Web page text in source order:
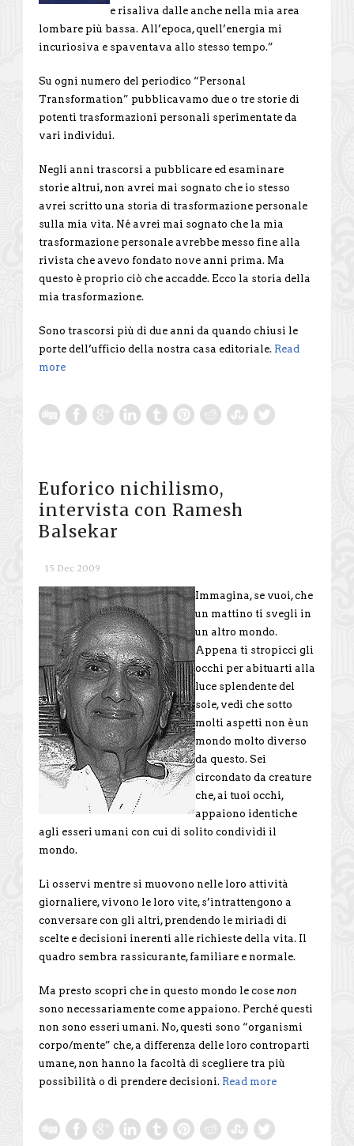
e risaliva dalle anche nella mia area
lombare più bassa. All’epoca, quell’energia mi
incuriosiva e spaventava allo stesso tempo.”
Su ogni numero del periodico “Personal
Transformation” pubblicavamo due o tre storie di
potenti trasformazioni personali sperimentate da
vari individui.
Negli anni trascorsi a pubblicare ed esaminare
storie altrui, non avrei mai sognato che io stesso
avrei scritto una storia di trasformazione personale
sulla mia vita. Né avrei mai sognato che la mia
trasformazione personale avrebbe messo fine alla
rivista che avevo fondato nove anni prima. Ma
questo è proprio ciò che accadde. Ecco la storia della
mia trasformazione.
Sono trascorsi più di due anni da quando chiusi le
porte dell’ufficio della nostra casa editoriale. Read
more
Euforico nichilismo,
intervista con Ramesh
Balsekar
15 Dec 2009
Immagina, se vuoi, che
un mattino ti svegli in
un altro mondo.
Appena ti stropicci gli
occhi per abituarti alla
luce splendente del
sole, vedi che sotto
molti aspetti non è un
mondo molto diverso
da questo. Sei
circondato da creature
che, ai tuoi occhi,
appaiono identiche
agli esseri umani con cui di solito condividi il
mondo.
Li osservi mentre si muovono nelle loro attività
giornaliere, vivono le loro vite, s’intrattengono a
conversare con gli altri, prendendo le miriadi di
scelte e decisioni inerenti alle richieste della vita. Il
quadro sembra rassicurante, familiare e normale.
Ma presto scopri che in questo mondo le cose non
sono necessariamente come appaiono. Perché questi
non sono esseri umani. No, questi sono “organismi
corpo/mente” che, a differenza delle loro controparti
umane, non hanno la facoltà di scegliere tra più
possibilità o di prendere decisioni. Read more